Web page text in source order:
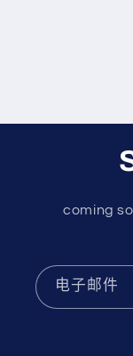
coming
电子邮件